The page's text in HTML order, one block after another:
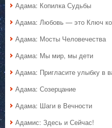
Адама: Копилка Судьбы
Адама: Любовь — это Ключ
Адама: Мосты Человечества
Адама: Мы мир, мы дети
Адама: Пригласите улыбку в
Адама: Созерцание
Адама: Шаги в Вечности
Адамис: Здесь и Сейчас!